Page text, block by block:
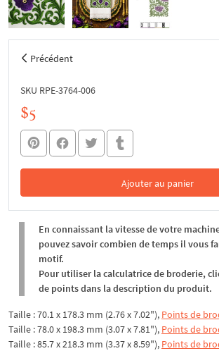
Précédent
SKU RPE-3764-006
$5
Ajouter au panier
Dans le panier
En connaissant la vitesse de votre
pouvez savoir combien de temps il vous
motif.
Pour utiliser la calculatrice de broderie,
de points dans la description du produit.
Taille : 70.1 x 178.3 mm (2.76 x 7.02"), Points de
Taille : 78.0 x 198.3 mm (3.07 x 7.81"), Points de
Taille : 85.7 x 218.3 mm (3.37 x 8.59"), Points de